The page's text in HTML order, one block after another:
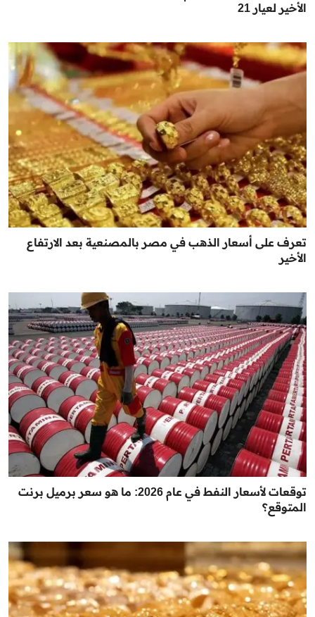
الأخير لعيار 21
تعرف على أسعار الذهب في مصر بالمصنعية بعد الارتفاع
الأخير
توقعات لأسعار النفط في عام 2026: ما هو سعر برميل برنت
المتوقع؟